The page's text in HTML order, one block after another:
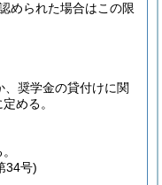
められた場合はこの限
、奨学金の貸付けに関
める。
34号)